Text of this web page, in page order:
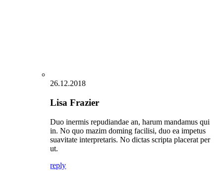
26.12.2018
Lisa Frazier
Duo inermis repudiandae an, harum mandamus qui
in. No quo mazim doming facilisi, duo ea impetus
suavitate interpretaris. No dictas scripta placerat per
ut.
reply